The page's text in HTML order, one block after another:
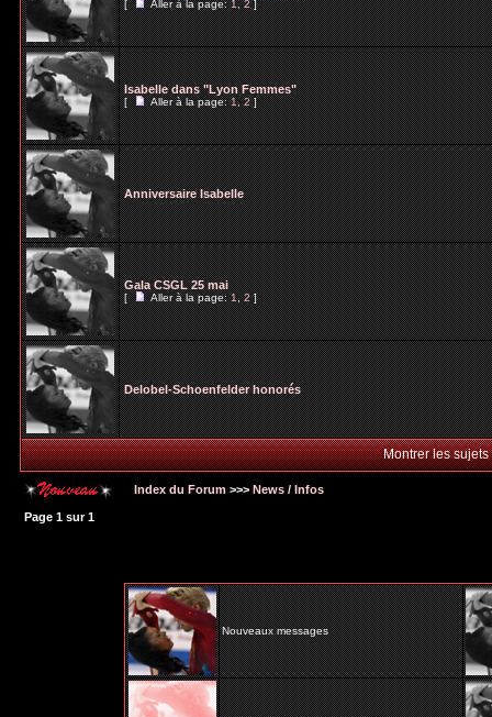
[ Aller à la page:1,2]
Isabelle dans "Lyon Femmes"
[ Aller à la page:1,2]
Anniversaire Isabelle
Gala CSGL 25 mai
[ Aller à la page:1,2]
Delobel-Schoenfelder honorés
Montrer les
Index du Forum >>> News / Infos
Page 1 sur1
Nouveaux messages